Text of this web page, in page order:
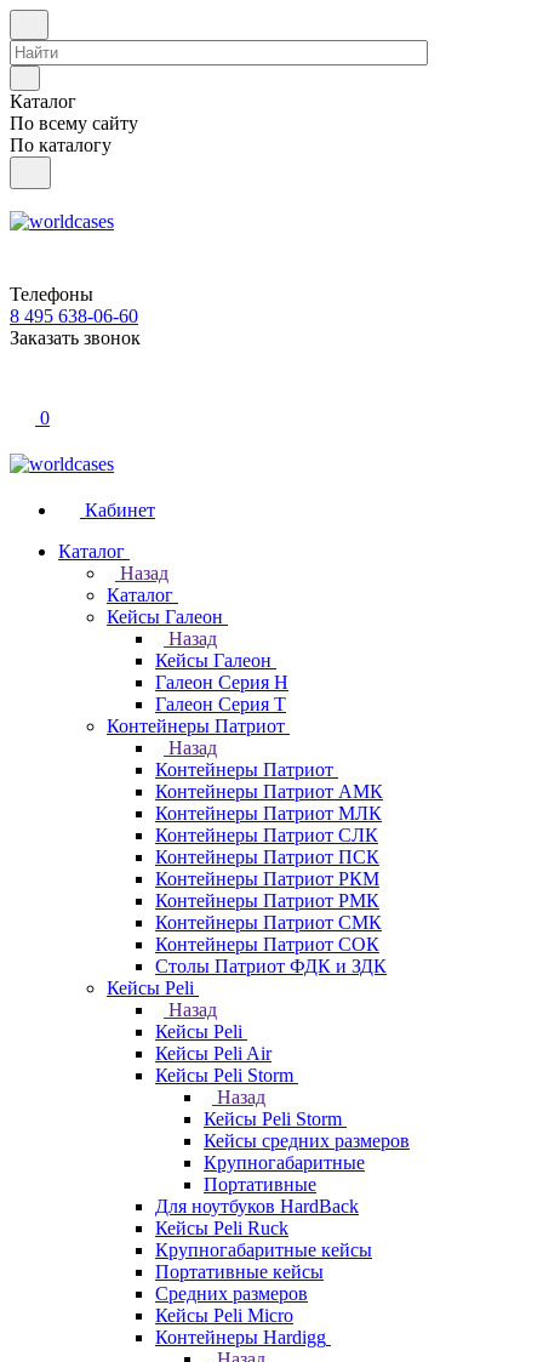
Каталог
По всему сайту
По каталогу
Телефоны
8 495 638-06-60
Заказать звонок
0
Кабинет
Каталог
Назад
Каталог
Кейсы Галеон
Назад
Кейсы Галеон
Галеон Серия Н
Галеон Серия Т
Контейнеры Патриот
Назад
Контейнеры Патриот
Контейнеры Патриот АМК
Контейнеры Патриот МЛК
Контейнеры Патриот CЛК
Контейнеры Патриот ПСК
Контейнеры Патриот РКМ
Контейнеры Патриот РМК
Контейнеры Патриот СМК
Контейнеры Патриот СОК
Столы Патриот ФДК и ЗДК
Кейсы Peli
Назад
Кейсы Peli
Кейсы Peli Air
Кейсы Peli Storm
Назад
Кейсы Peli Storm
Кейсы средних размеров
Крупногабаритные
Портативные
Для ноутбуков HardBack
Кейсы Peli Ruck
Крупногабаритные кейсы
Портативные кейсы
Средних размеров
Кейсы Peli Micro
Контейнеры Hardigg